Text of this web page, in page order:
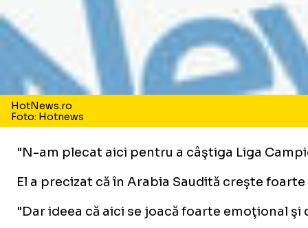
HotNews.ro
Foto: Hotnews
"N-am plecat aici pentru a câştiga Liga
El a precizat că în Arabia Saudită creşte
"Dar ideea că aici se joacă foarte emoţional